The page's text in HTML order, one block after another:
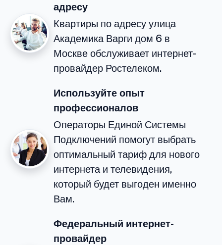
адресу
Квартиры по адресу улица
Академика Варги дом 6 в
Москве обслуживает интернет-
провайдер Ростелеком.
Используйте опыт
профессионалов
Операторы Единой Системы
Подключений помогут выбрать
оптимальный тариф для нового
интернета и телевидения,
который будет выгоден именно
Вам.
Федеральный интернет-
провайдер